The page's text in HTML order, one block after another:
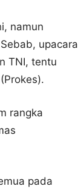
namun
upacara
TNI, tentu
rangka
pada